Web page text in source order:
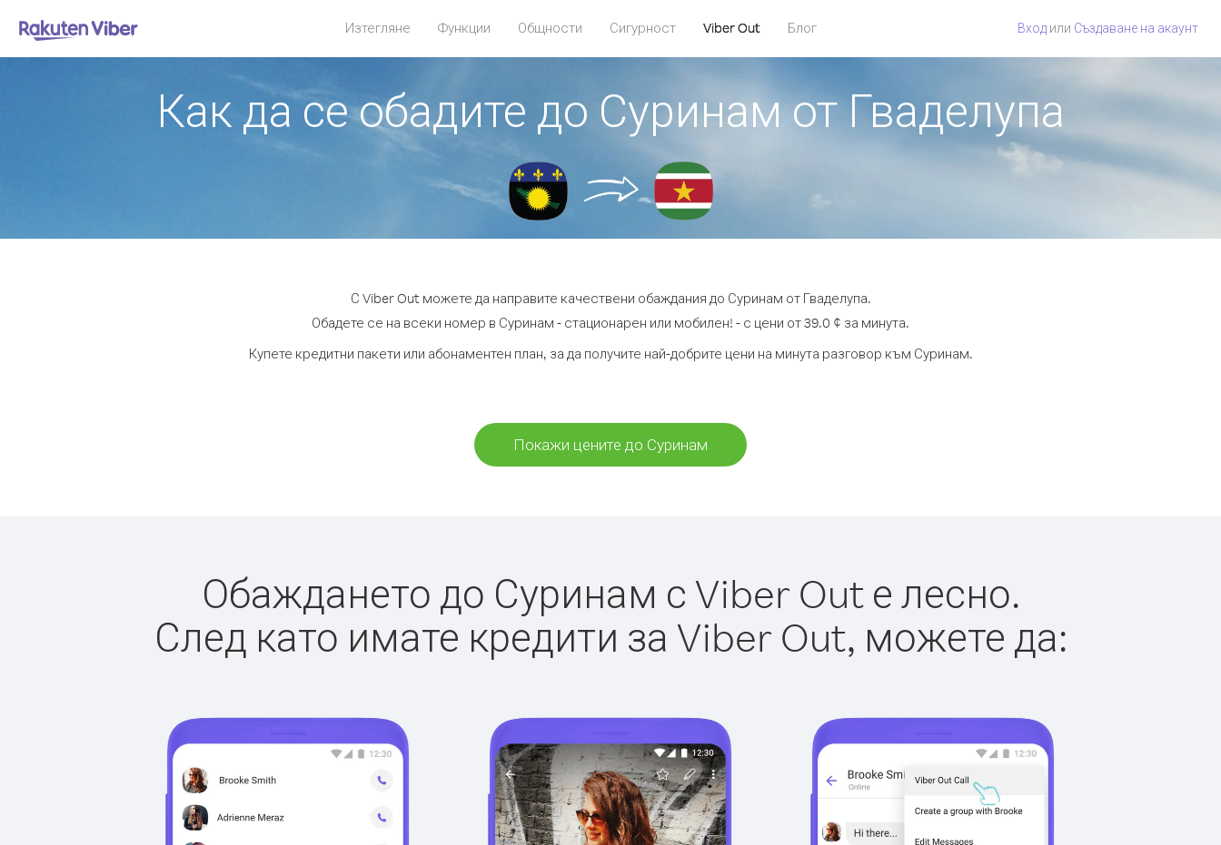
Изтегляне Функции Общности Сигурност Viber Out Блог Вход или Създаване на акаунт
Как да се обадите до Суринам от Гваделупа
С Viber Out можете да направите качествени обаждания до Суринам от Гваделупа.
Обадете се на всеки номер в Суринам - стационарен или мобилен! - с цени от 39.0 ¢ за минута.
Купете кредитни пакети или абонаментен план, за да получите най-добрите цени на минута разговор към Суринам.
Покажи цените до Суринам
Обаждането до Суринам с Viber Out е лесно.
След като имате кредити за Viber Out, можете да: